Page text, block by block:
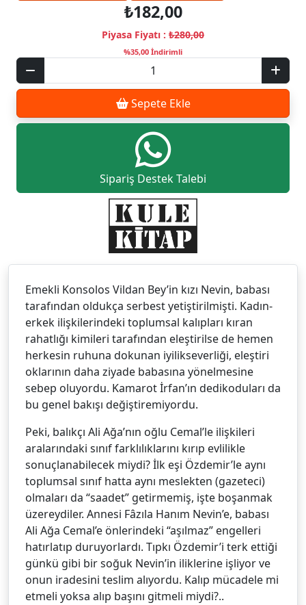
₺182,00
Piyasa Fiyatı : ₺280,00
%35,00 İndirimli
Sepete Ekle
Sipariş Destek Talebi
Emekli Konsolos Vildan Bey’in kızı Nevin, babası
tarafından oldukça serbest yetiştirilmişti. Kadın-
erkek ilişkilerindeki toplumsal kalıpları kıran
rahatlığı kimileri tarafından eleştirilse de hemen
herkesin ruhuna dokunan iyilikseverliği, eleştiri
oklarının daha ziyade babasına yönelmesine
sebep oluyordu. Kamarot İrfan’ın dedikoduları da
bu genel bakışı değiştiremiyordu.
Peki, balıkçı Ali Ağa’nın oğlu Cemal’le ilişkileri
aralarındaki sınıf farklılıklarını kırıp evlilikle
sonuçlanabilecek miydi? İlk eşi Özdemir’le aynı
toplumsal sınıf hatta aynı meslekten (gazeteci)
olmaları da “saadet” getirmemiş, işte boşanmak
üzereydiler. Annesi Fâzıla Hanım Nevin’e, babası
Ali Ağa Cemal’e önlerindeki “aşılmaz” engelleri
hatırlatıp duruyorlardı. Tıpkı Özdemir’i terk ettiği
günkü gibi bir soğuk Nevin’in iliklerine işliyor ve
onun iradesini teslim alıyordu. Kalıp mücadele mi
etmeli yoksa alıp başını gitmeli miydi?..